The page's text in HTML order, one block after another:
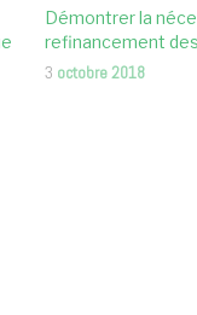
Démontrer la
refinancement
3 octobre 2018